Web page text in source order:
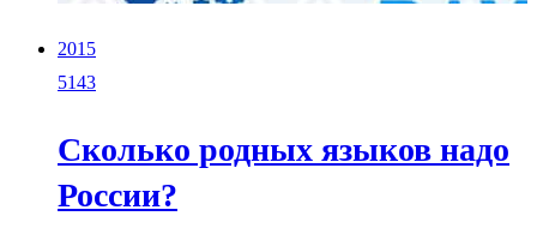
2015
5143
Сколько родных языков надо
России?